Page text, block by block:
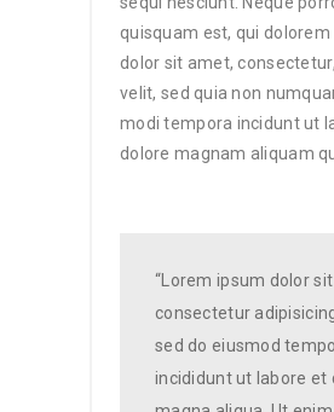
quisquam est, qui
dolor sit amet,
velit, sed quia non
modi tempora incidunt ut
dolore magnam aliquam
“Lorem ipsum dolor
consectetur
sed do eiusmod
incididunt ut labore et